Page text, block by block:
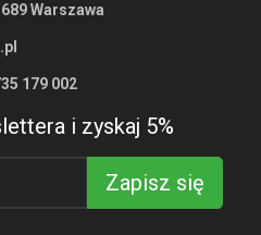
Warszawa
179 002
i zyskaj 5%
Zapisz się